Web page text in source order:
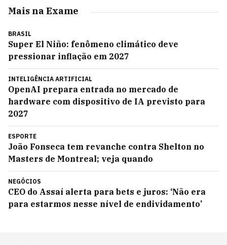
Mais na Exame
BRASIL
Super El Niño: fenômeno climático deve
pressionar inflação em 2027
INTELIGÊNCIA ARTIFICIAL
OpenAI prepara entrada no mercado de
hardware com dispositivo de IA previsto para
2027
ESPORTE
João Fonseca tem revanche contra Shelton no
Masters de Montreal; veja quando
NEGÓCIOS
CEO do Assaí alerta para bets e juros: ‘Não era
para estarmos nesse nível de endividamento’